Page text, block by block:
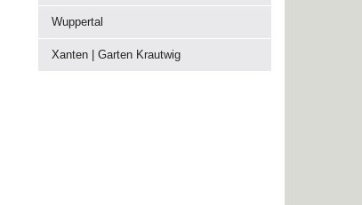
Wuppertal
Xanten | Garten Krautwig